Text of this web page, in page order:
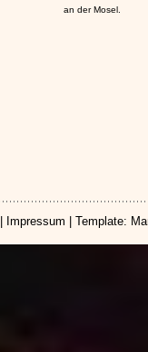
an der Mosel.
Impressum | Template: